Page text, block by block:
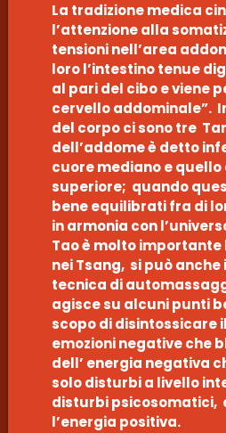
La tradizione medica
l’attenzione alla
tensioni nell’area
loro l’intestino tenue
al pari del cibo e viene
cervello addominale”.
del corpo ci sono tre
dell’addome è detto
cuore mediano e
superiore; quando
bene equilibrati fra di
in armonia con
Tao è molto
nei Tsang, si può
tecnica di
agisce su alcuni punti
scopo di disintossicare
emozioni negative che
dell’ energia negativa
solo disturbi a livello
disturbi psicosomatici,
l’energia positiva.